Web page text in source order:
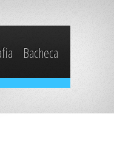
Bacheca